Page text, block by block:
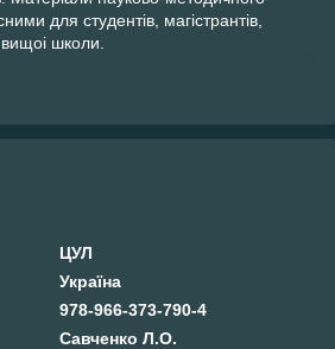
для студентів, магістрантів,
вищоі школи.
ЦУЛ
Україна
978-966-373-790-4
Савченко Л.О.